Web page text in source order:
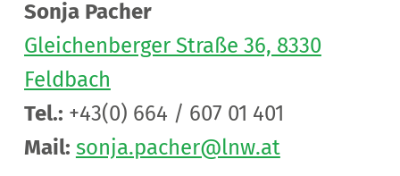
Sonja Pacher
Gleichenberger Straße 36, 8330
Feldbach
Tel.: +43(0) 664 / 607 01 401
Mail: sonja.pacher@lnw.at